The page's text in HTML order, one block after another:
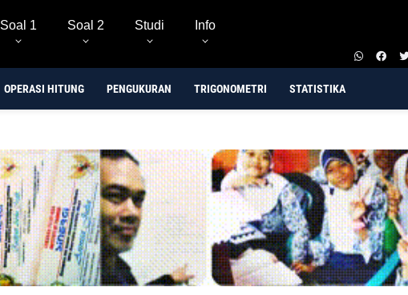
Soal 1 Soal 2 Studi Info
OPERASI HITUNG PENGUKURAN TRIGONOMETRI STATISTIKA